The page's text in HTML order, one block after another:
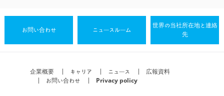
お問い合わせ ニュースルーム
世界の当社所在地と連絡
先
企業概要 キャリア ニュース
広報資料
お問い合わせ
Privacy policy